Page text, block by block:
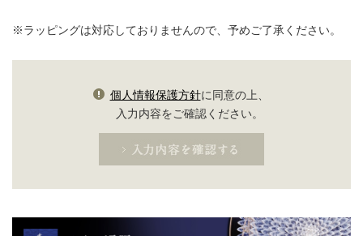
※ ラッピングは対応しておりませんので、予めご了承ください。
個人情報保護方針に同意の上、
入力内容をご確認ください。